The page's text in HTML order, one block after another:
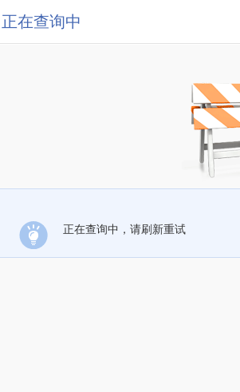
正在查询中
正在查询中，请刷新重试